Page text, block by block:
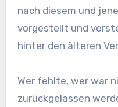
nach diesem und
vorgestellt und
hinter den älteren
Wer fehlte, wer war
zurückgelassen